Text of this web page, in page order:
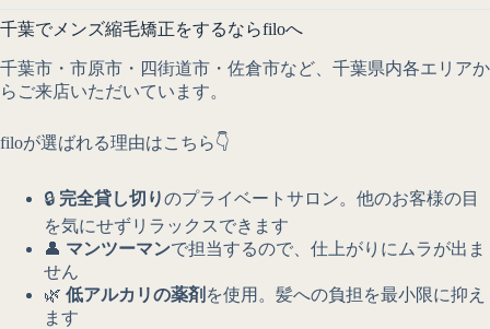
千葉でメンズ縮毛矯正をするならfiloへ
千葉市・市原市・四街道市・佐倉市など、千葉県内各エリアか
らご来店いただいています。
filoが選ばれる理由はこちら👇
🔒 完全貸し切りのプライベートサロン。他のお客様の目
を気にせずリラックスできます
👤 マンツーマンで担当するので、仕上がりにムラが出ま
せん
🌿 低アルカリの薬剤 を使用。髪への負担を最小限に抑え
ます